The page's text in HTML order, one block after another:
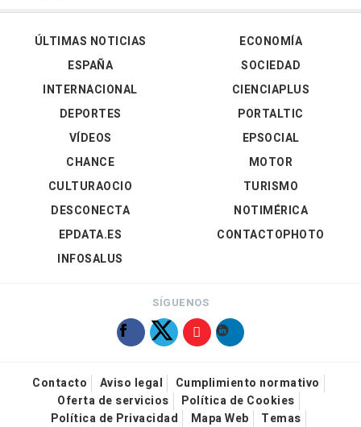
ÚLTIMAS NOTICIAS
ESPAÑA
INTERNACIONAL
DEPORTES
VÍDEOS
ECONOMÍA
SOCIEDAD
CIENCIAPLUS
PORTALTIC
EPSOCIAL
CHANCE
CULTURAOCIO
DESCONECTA
EPDATA.ES
INFOSALUS
MOTOR
TURISMO
NOTIMÉRICA
CONTACTOPHOTO
SÍGUENOS
Contacto Aviso legal
Cumplimiento normativo
Oferta de servicios
Política de Cookies
Política de Privacidad
Mapa Web Temas